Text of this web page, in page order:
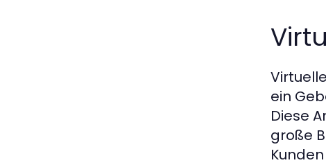
ein
Diese
große